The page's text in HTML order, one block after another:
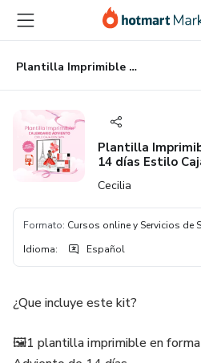
principal
página
de
página
Plantilla Imprimible Calendario Adviento 14 días Estilo Caja con Tapa PARIS RED Ideal para Maquillaje, cuidado personal y accesorios
Plantilla
14 días Estilo
accesorios
Cecilia
Formato: Cursos online y Servicios de
Idioma: Español
¿Que incluye este kit?
🖼️1 plantilla imprimible en